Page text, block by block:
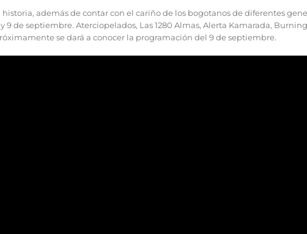
historia, además de contar con el cariño de los bogotanos de diferentes
9 de septiembre. Aterciopelados, Las 1280 Almas, Alerta Kamarada,
se dará a conocer la programación del 9 de septiembre.